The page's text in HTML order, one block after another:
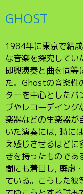
GHOST
1984年に東京で結
な音楽を探究して
即興演奏と曲を同等
た。Ghostの音楽性
ターを中心とした
ブやレコーデイン
楽器などの生楽器が
いた演奏には, 時に
え感じさせるほど
きを持ったもので
間にも着目し, 廃虚
ている。こうした